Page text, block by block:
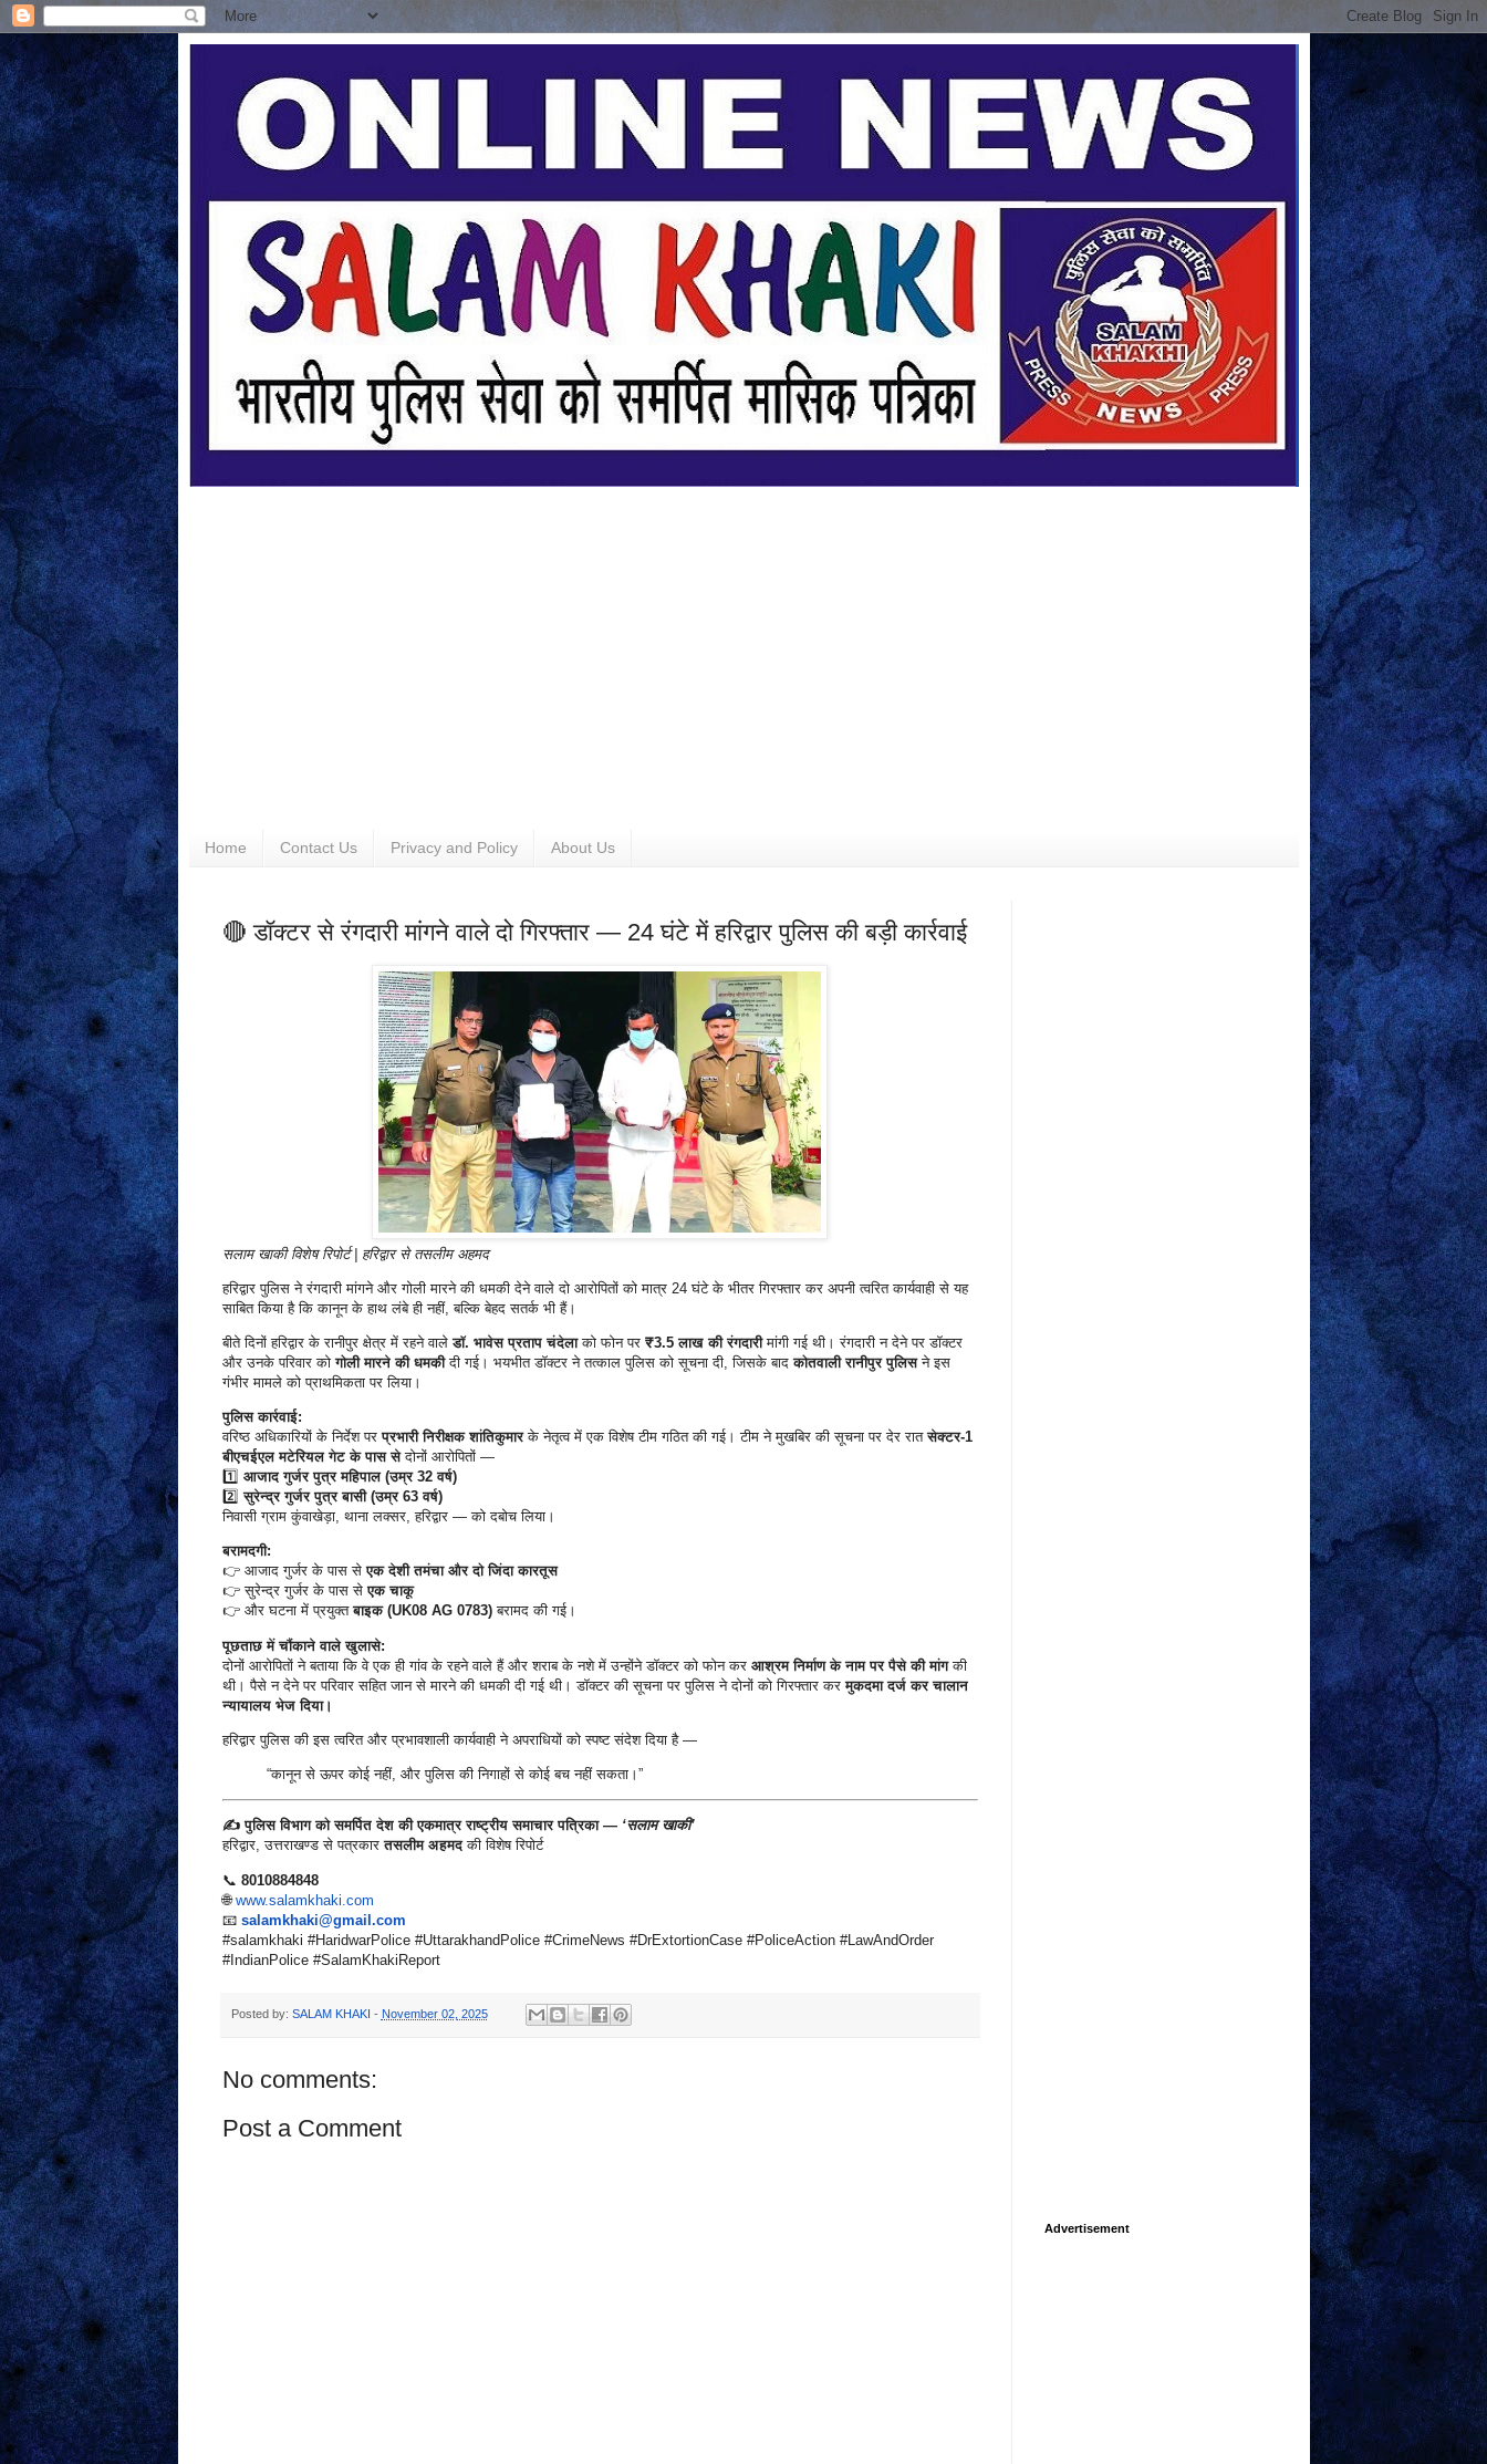
Home Contact Us Privacy and Policy About Us
🔴 डॉक्टर से रंगदारी मांगने वाले दो गिरफ्तार — 24 घंटे में हरिद्वार पुलिस की बड़ी कार्रवाई
सलाम खाकी विशेष रिपोर्ट | हरिद्वार से तसलीम अहमद
हरिद्वार पुलिस ने रंगदारी मांगने और गोली मारने की धमकी देने वाले दो आरोपितों को मात्र 24 घंटे के भीतर गिरफ्तार कर अपनी त्वरित कार्यवाही से यह
साबित किया है कि कानून के हाथ लंबे ही नहीं, बल्कि बेहद सतर्क भी हैं।
बीते दिनों हरिद्वार के रानीपुर क्षेत्र में रहने वालेडॉ. भावेस प्रताप चंदेलाको फोन पर ₹3.5 लाख की रंगदारीमांगी गई थी। रंगदारी न देने पर डॉक्टर
और उनके परिवार कोगोली मारने की धमकीदी गई। भयभीत डॉक्टर ने तत्काल पुलिस को सूचना दी, जिसके बादकोतवाली रानीपुर पुलिसने इस
गंभीर मामले को प्राथमिकता पर लिया।
पुलिस कार्रवाई:
वरिष्ठ अधिकारियों के निर्देश परप्रभारी निरीक्षक शांतिकुमारके नेतृत्व में एक विशेष टीम गठित की गई। टीम ने मुखबिर की सूचना पर देर रातसेक्टर-1
बीएचईएल मटेरियल गेट के पास सेदोनों आरोपितों —
1️⃣ आजाद गुर्जर पुत्र महिपाल (उम्र 32 वर्ष)
2️⃣सुरेन्द्र गुर्जर पुत्र बासी (उम्र 63 वर्ष)
निवासी ग्राम कुंवाखेड़ा, थाना लक्सर, हरिद्वार — को दबोच लिया।
बरामदगी:
👉 आजाद गुर्जर के पास सेएक देशी तमंचा और दो जिंदा कारतूस
👉 सुरेन्द्र गुर्जर के पास सेएक चाकू
👉 और घटना में प्रयुक्तबाइक (UK08 AG 0783)बरामद की गई।
पूछताछ में चौंकाने वाले खुलासे:
दोनों आरोपितों ने बताया कि वे एक ही गांव के रहने वाले हैं और शराब के नशे में उन्होंने डॉक्टर को फोन कर आश्रम निर्माण के नाम पर पैसे की मांगकी
थी। पैसे न देने पर परिवार सहित जान से मारने की धमकी दी गई थी। डॉक्टर की सूचना पर पुलिस ने दोनों को गिरफ्तार करमुकदमा दर्ज कर चालान
न्यायालय भेज दिया।
हरिद्वार पुलिस की इस त्वरित और प्रभावशाली कार्यवाही ने अपराधियों को स्पष्ट संदेश दिया है —
“कानून से ऊपर कोई नहीं, और पुलिस की निगाहों से कोई बच नहीं सकता।”
✍️ पुलिस विभाग को समर्पित देश की एकमात्र राष्ट्रीय समाचार पत्रिका — ‘सलाम खाकी’
हरिद्वार, उत्तराखण्ड से पत्रकारतसलीम अहमदकी विशेष रिपोर्ट
📞 8010884848
🌐www.salamkhaki.com
📧 salamkhaki@gmail.com
#salamkhaki #HaridwarPolice #UttarakhandPolice #CrimeNews #DrExtortionCase #PoliceAction #LawAndOrder
#IndianPolice #SalamKhakiReport
Posted by: SALAM KHAKI - November 02, 2025
No comments:
Post a Comment
Advertisement